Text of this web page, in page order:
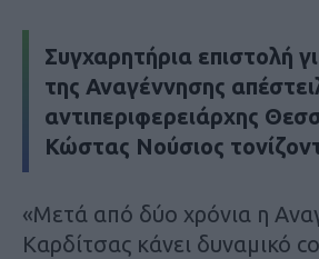
Συγχαρητήρια επιστολή
της Αναγέννησης
αντιπεριφερειάρχης
Κώστας Νούσιος
«Μετά από δύο χρόνια η
Καρδίτσας κάνει δυναμικό